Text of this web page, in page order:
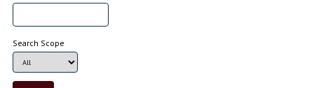
Search Scope